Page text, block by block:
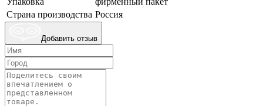
Страна производства Россия
Добавить отзыв